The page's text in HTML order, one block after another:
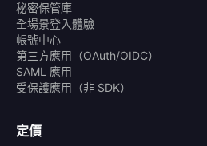
秘密保管庫
全場景登入體驗
帳號中心
第三方應用（OAuth/OIDC）
SAML 應用
受保護應用（非 SDK）
定價